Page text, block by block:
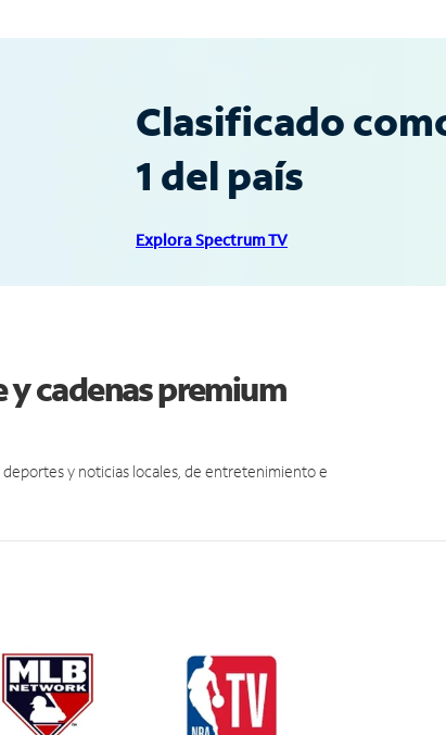
Clasificado
1 del país
Explora Spectrum TV
y cadenas premium
y noticias locales, de entretenimiento e